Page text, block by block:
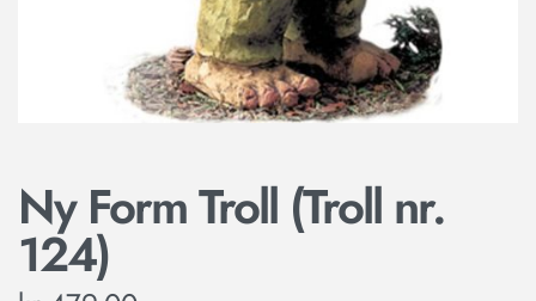
Ny Form Troll (Troll nr.
124)